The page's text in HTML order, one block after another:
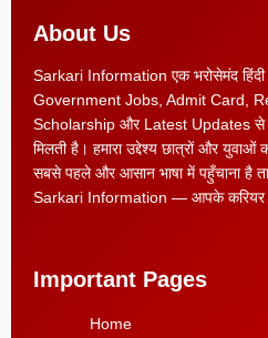
About Us
Sarkari Information एक भरोसेमंद हिंदी
Government Jobs, Admit Card,
Scholarship और Latest Updates से
मिलती है। हमारा उद्देश्य छात्रों और युवाओं
सबसे पहले और आसान भाषा में पहुँचाना है
Sarkari Information — आपके करियर
Important Pages
Home